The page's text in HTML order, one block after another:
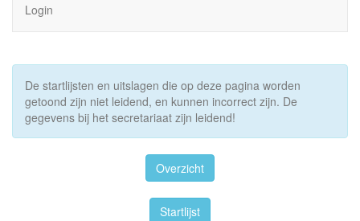
Login
De startlijsten en uitslagen die op deze pagina worden
getoond zijn niet leidend, en kunnen incorrect zijn. De
gegevens bij het secretariaat zijn leidend!
Overzicht
Startlijst